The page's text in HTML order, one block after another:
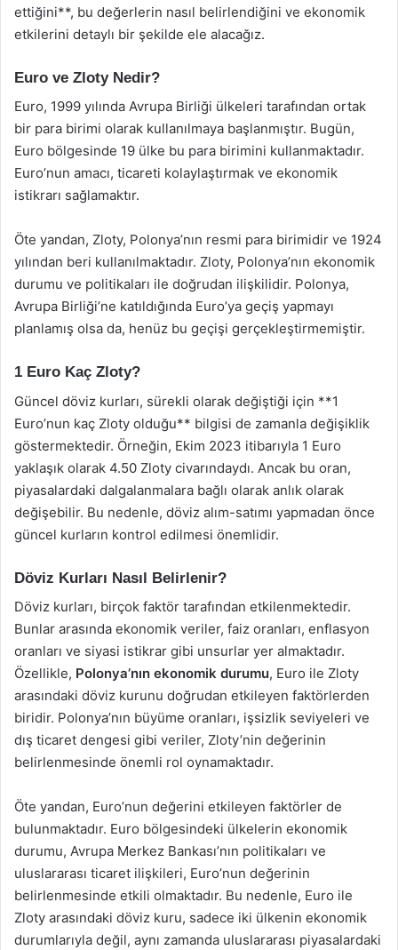
ettiğini**, bu değerlerin nasıl belirlendiğini ve ekonomik
etkilerini detaylı bir şekilde ele alacağız.
Euro ve Zloty Nedir?
Euro, 1999 yılında Avrupa Birliği ülkeleri tarafından ortak
bir para birimi olarak kullanılmaya başlanmıştır. Bugün,
Euro bölgesinde 19 ülke bu para birimini kullanmaktadır.
Euro’nun amacı, ticareti kolaylaştırmak ve ekonomik
istikrarı sağlamaktır.
Öte yandan, Zloty, Polonya’nın resmi para birimidir ve 1924
yılından beri kullanılmaktadır. Zloty, Polonya’nın ekonomik
durumu ve politikaları ile doğrudan ilişkilidir. Polonya,
Avrupa Birliği’ne katıldığında Euro’ya geçiş yapmayı
planlamış olsa da, henüz bu geçişi gerçekleştirmemiştir.
1 Euro Kaç Zloty?
Güncel döviz kurları, sürekli olarak değiştiği için **1
Euro’nun kaç Zloty olduğu** bilgisi de zamanla değişiklik
göstermektedir. Örneğin, Ekim 2023 itibarıyla 1 Euro
yaklaşık olarak 4.50 Zloty civarındaydı. Ancak bu oran,
piyasalardaki dalgalanmalara bağlı olarak anlık olarak
değişebilir. Bu nedenle, döviz alım-satımı yapmadan önce
güncel kurların kontrol edilmesi önemlidir.
Döviz Kurları Nasıl Belirlenir?
Döviz kurları, birçok faktör tarafından etkilenmektedir.
Bunlar arasında ekonomik veriler, faiz oranları, enflasyon
oranları ve siyasi istikrar gibi unsurlar yer almaktadır.
Özellikle, Polonya’nın ekonomik durumu, Euro ile Zloty
arasındaki döviz kurunu doğrudan etkileyen faktörlerden
biridir. Polonya’nın büyüme oranları, işsizlik seviyeleri ve
dış ticaret dengesi gibi veriler, Zloty’nin değerinin
belirlenmesinde önemli rol oynamaktadır.
Öte yandan, Euro’nun değerini etkileyen faktörler de
bulunmaktadır. Euro bölgesindeki ülkelerin ekonomik
durumu, Avrupa Merkez Bankası’nın politikaları ve
uluslararası ticaret ilişkileri, Euro’nun değerinin
belirlenmesinde etkili olmaktadır. Bu nedenle, Euro ile
Zloty arasındaki döviz kuru, sadece iki ülkenin ekonomik
durumlarıyla değil, aynı zamanda uluslararası piyasalardaki